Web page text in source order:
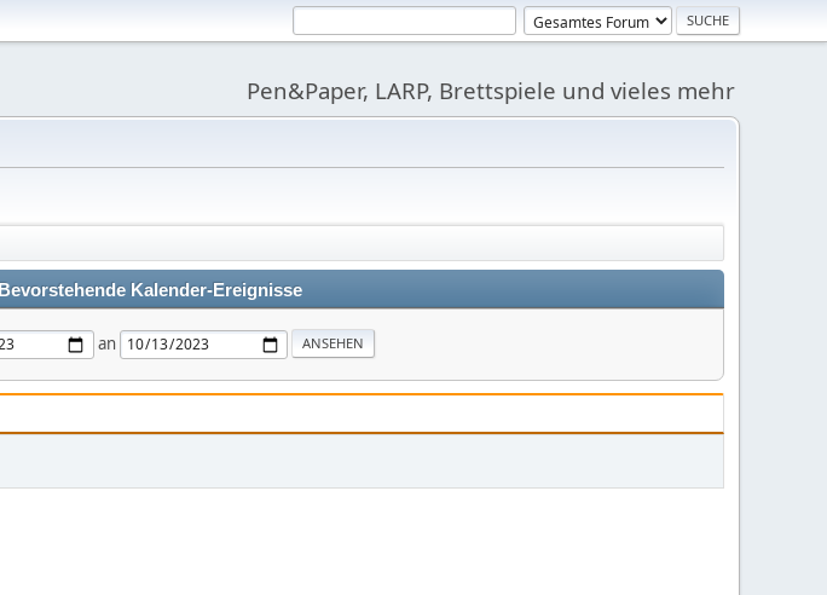
Pen&Paper, LARP, Brettspiele und vieles mehr
Bevorstehende Kalender-Ereignisse
an